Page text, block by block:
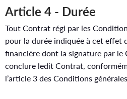
Article 4 - Durée
Tout Contrat régi par les
pour la durée indiquée à cet effet
financière dont la signature par le
conclure ledit Contrat,
l’article 3 des Conditions